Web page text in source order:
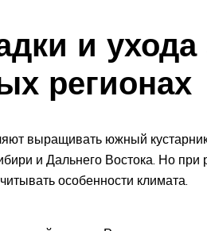
и ухода
регионах
выращивать южный
и Дальнего Востока. Но при
особенности климата.